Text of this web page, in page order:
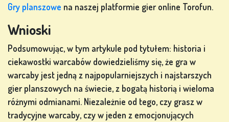
Gry planszowe na naszej platformie gier online Torofun.
Wnioski
Podsumowując, w tym artykule pod tytułem: historia i
ciekawostki warcabów dowiedzieliśmy się, że gra w
warcaby jest jedną z najpopularniejszych i najstarszych
gier planszowych na świecie, z bogatą historią i wieloma
różnymi odmianami. Niezależnie od tego, czy grasz w
tradycyjne warcaby, czy w jeden z emocjonujących